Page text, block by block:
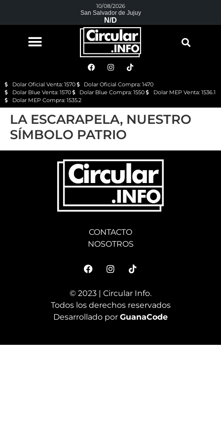
10/08/2026
San Salvador de Jujuy
N/D
Dolar Oficial Venta: 1570
Dolar Oficial Compra: 1470
Dolar Blue Venta: 1570
Dolar Blue Compra: 1550
Dolar MEP Venta: 1536.1
Dolar MEP Compra: 1535.2
LA ESCARAPELA, NUESTRO
SÍMBOLO PATRIO
CONTACTO
NOSOTROS
© 2023 | Circular Info.
Todos los derechos reservados
Desarrollado por GuanaCode